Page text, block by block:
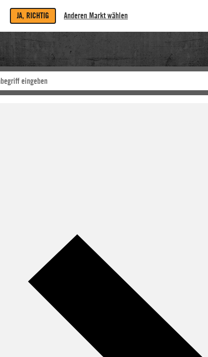
JA, RICHTIG Anderen Markt wählen